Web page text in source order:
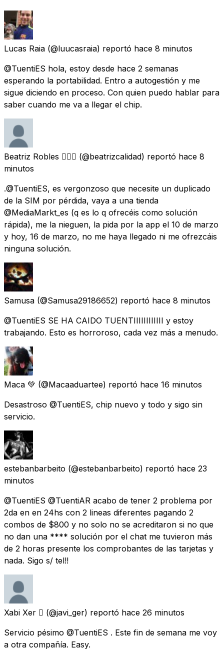
Lucas Raia (@luucasraia) reportó hace 8 minutos
@TuentiES hola, estoy desde hace 2 semanas
esperando la portabilidad. Entro a autogestión y me
sigue diciendo en proceso. Con quien puedo hablar para
saber cuando me va a llegar el chip.
Beatriz Robles 🏳️‍🌈💜 (@beatrizcalidad) reportó hace 8
minutos
.@TuentiES, es vergonzoso que necesite un duplicado
de la SIM por pérdida, vaya a una tienda
@MediaMarkt_es (q es lo q ofrecéis como solución
rápida), me la nieguen, la pida por la app el 10 de marzo
y hoy, 16 de marzo, no me haya llegado ni me ofrezcáis
ninguna solución.
Samusa (@Samusa29186652) reportó hace 8 minutos
@TuentiES SE HA CAIDO TUENTIIIIIIIIIIII y estoy
trabajando. Esto es horroroso, cada vez más a menudo.
Maca 💚 (@Macaaduartee) reportó hace 16 minutos
Desastroso @TuentiES, chip nuevo y todo y sigo sin
servicio.
estebanbarbeito (@estebanbarbeito) reportó hace 23
minutos
@TuentiES @TuentiAR acabo de tener 2 problema por
2da en en 24hs con 2 lineas diferentes pagando 2
combos de $800 y no solo no se acreditaron si no que
no dan una **** solución por el chat me tuvieron más
de 2 horas presente los comprobantes de las tarjetas y
nada. Sigo s/ tel!!
Xabi Xer  (@javi_ger) reportó hace 26 minutos
Servicio pésimo @TuentiES . Este fin de semana me voy
a otra compañía. Easy.